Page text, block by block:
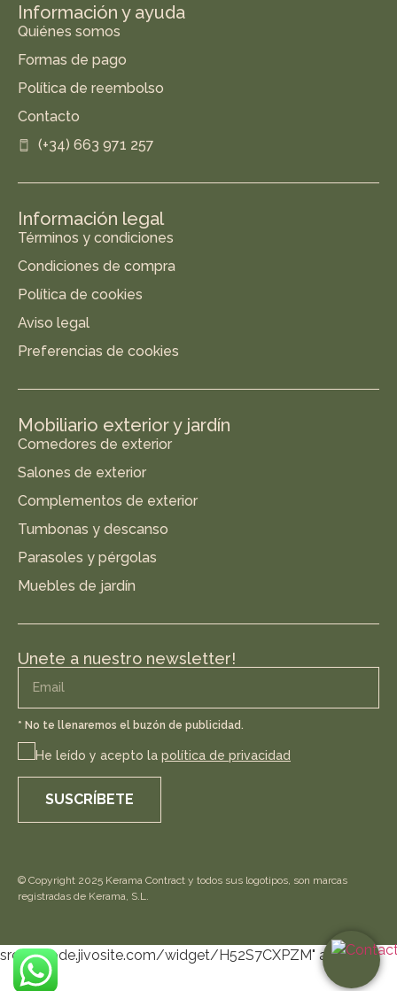
Información y ayuda
Quiénes somos
Formas de pago
Política de reembolso
Contacto
(+34) 663 971 257
Información legal
Términos y condiciones
Condiciones de compra
Política de cookies
Aviso legal
Preferencias de cookies
Mobiliario exterior y jardín
Comedores de exterior
Salones de exterior
Complementos de exterior
Tumbonas y descanso
Parasoles y pérgolas
Muebles de jardín
Unete a nuestro newsletter!
* No te llenaremos el buzón de publicidad.
He leído y acepto la política de privacidad
SUSCRÍBETE
© Copyright 2025 Kerama Contract y todos sus logotipos, son marcas
registradas de Kerama, S.L.
src="//code.jivosite.com/widget/H52S7CXPZM" async>